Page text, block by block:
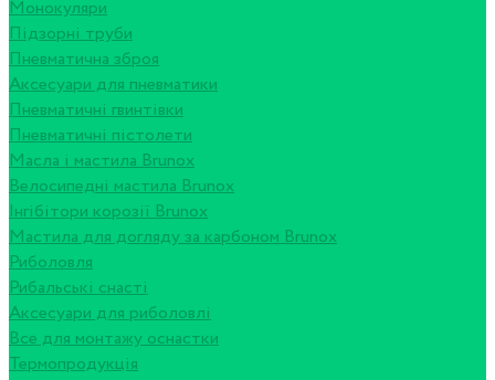
Монокуляри
Підзорні труби
Пневматична зброя
Аксесуари для пневматики
Пневматичні гвинтівки
Пневматичні пістолети
Масла і мастила Brunox
Велосипедні мастила Brunox
Інгібітори корозії Brunox
Мастила для догляду за карбоном Brunox
Риболовля
Рибальські снасті
Аксесуари для риболовлі
Все для монтажу оснастки
Термопродукція